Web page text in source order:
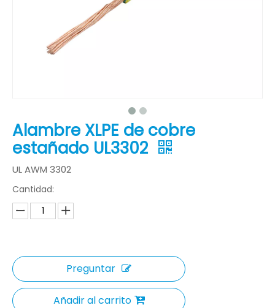
Alambre XLPE de cobre
estañado UL3302
UL AWM 3302
Cantidad:
Preguntar
Añadir al carrito